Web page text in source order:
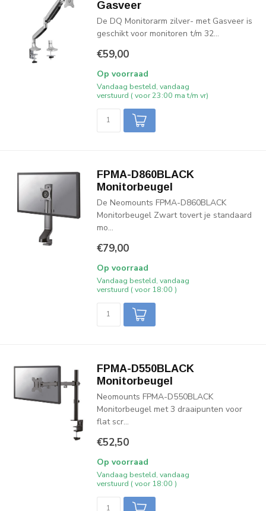
Gasveer
De DQ Monitorarm zilver- met Gasveer is
geschikt voor monitoren t/m 32...
€59,00
Op voorraad
Vandaag besteld, vandaag
verstuurd ( voor 23:00 ma t/m vr)
FPMA-D860BLACK
Monitorbeugel
De Neomounts FPMA-D860BLACK
Monitorbeugel Zwart tovert je standaard
mo...
€79,00
Op voorraad
Vandaag besteld, vandaag
verstuurd ( voor 18:00 )
FPMA-D550BLACK
Monitorbeugel
Neomounts FPMA-D550BLACK
Monitorbeugel met 3 draaipunten voor
flat scr...
€52,50
Op voorraad
Vandaag besteld, vandaag
verstuurd ( voor 18:00 )